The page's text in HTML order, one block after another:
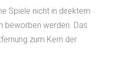
Spiele nicht in direktem
beworben werden. Das
zum Kern der